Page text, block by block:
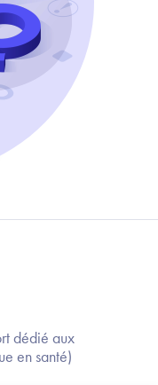
dédié aux
en santé)